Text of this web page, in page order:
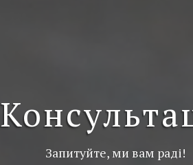
Запитуйте, ми вам раді!